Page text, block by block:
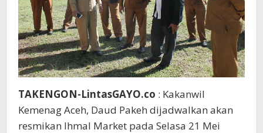
TAKENGON-LintasGAYO.co : Kakanwil
Kemenag Aceh, Daud Pakeh dijadwalkan akan
resmikan Ihmal Market pada Selasa 21 Mei